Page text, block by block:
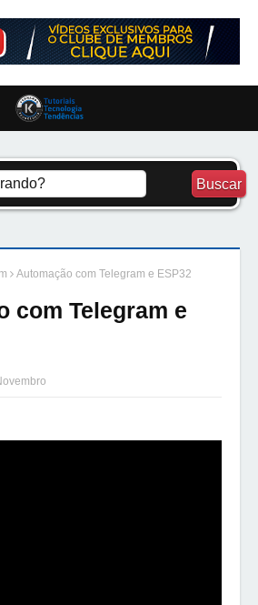
Automação com Telegram e ESP32
com Telegram e